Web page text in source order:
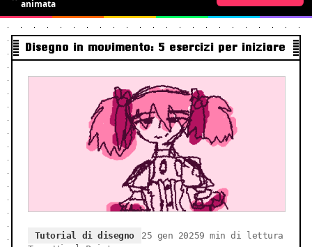
animata
Disegno in movimento: 5 esercizi per iniziare
Tutorial di disegno 25 gen 20259 min di lettura